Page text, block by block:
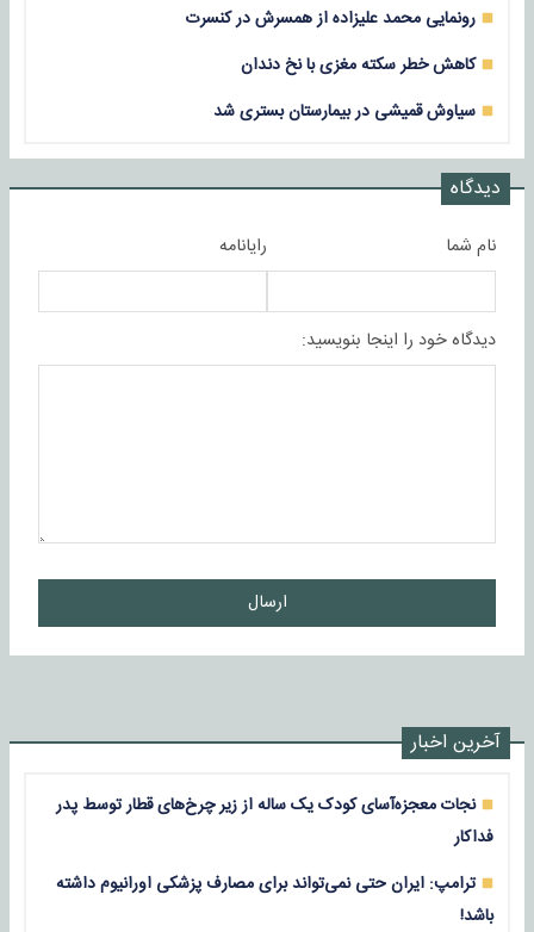
رونمایی محمد علیزاده از همسرش در کنسرت
کاهش خطر سکته مغزی با نخ دندان
سیاوش قمیشی در بیمارستان بستری شد
دیدگاه
نام شما رایانامه
دیدگاه خود را اینجا بنویسید:
ارسال
آخرین اخبار
نجات معجزه‌آسای کودک یک ساله از زیر چرخ‌های قطار توسط پدر
فداکار
ترامپ: ایران حتی نمی‌تواند برای مصارف پزشکی اورانیوم داشته
باشد!